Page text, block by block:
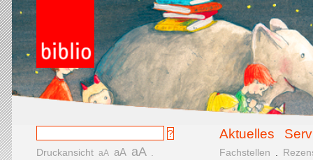
Aktuelles
Druckansicht aA aA aA Fachstellen